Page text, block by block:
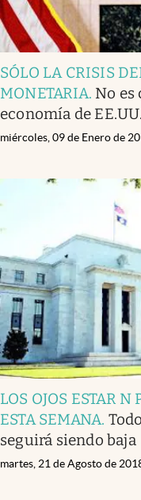
SÓLO LA CRISIS
MONETARIA. No es
economía de
miércoles, 09 de Enero de
LOS OJOS ESTAR N
ESTA SEMANA.
seguirá siendo baja
martes, 21 de Agosto de